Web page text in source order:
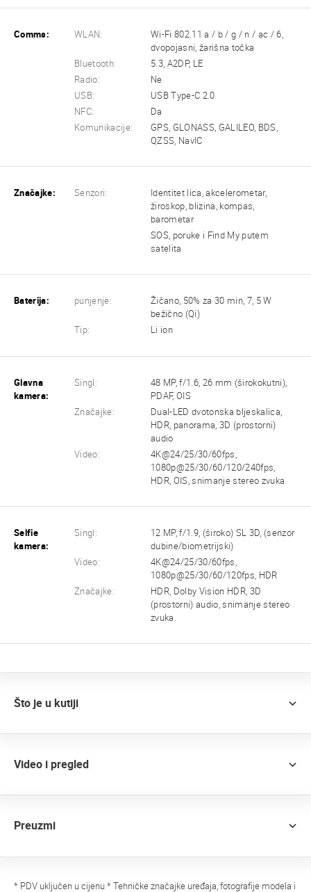
Comms: WLAN:
Wi-Fi 802.11 a / b / g / n / ac / 6,
dvopojasni, žarišna točka
Bluetooth:
5.3, A2DP, LE
Radio:
Ne
USB:
USB Type-C 2.0
NFC:
Da
Komunikacije:
GPS, GLONASS, GALILEO, BDS,
QZSS, NavIC
Značajke: Senzori:
Identitet lica, akcelerometar,
žiroskop, blizina, kompas,
barometar
SOS, poruke i Find My putem
satelita
Baterija: punjenje:
Žičano, 50% za 30 min, 7, 5 W
bežično (Qi)
Tip:
Li ion
Glavna
kamera:
Singl:
48 MP, f/1.6, 26 mm (širokokutni),
PDAF, OIS
Značajke:
Dual-LED dvotonska bljeskalica,
HDR, panorama, 3D (prostorni)
audio
Video:
4K@24/25/30/60fps,
1080p@25/30/60/120/240fps,
HDR, OIS, snimanje stereo zvuka
Selfie
kamera:
Singl:
12 MP, f/1.9, (široko) SL 3D, (senzor
dubine/biometrijski)
Video:
4K@24/25/30/60fps,
1080p@25/30/60/120fps, HDR
Značajke:
HDR, Dolby Vision HDR, 3D
(prostorni) audio, snimanje stereo
zvuka.
Što je u kutiji
Video i pregled
Preuzmi
* PDV uključen u cijenu * Tehničke značajke uređaja, fotografije modela i